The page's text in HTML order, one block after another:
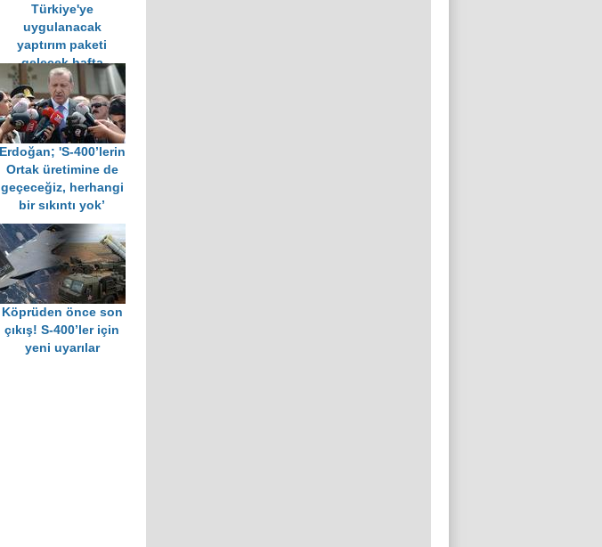
Türkiye'ye
uygulanacak
yaptırım paketi
gelecek hafta
açıklanacak
Erdoğan; 'S-400’lerin
Ortak üretimine de
geçeceğiz, herhangi
bir sıkıntı yok’
Köprüden önce son
çıkış! S-400’ler için
yeni uyarılar